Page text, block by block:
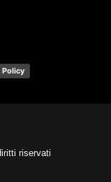
Policy
riservati